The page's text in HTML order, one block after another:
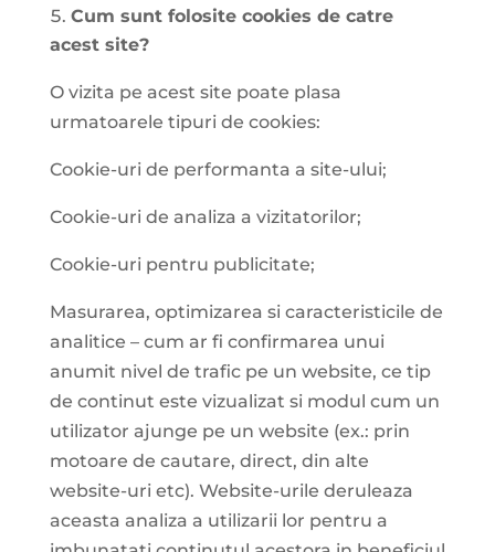
Cum sunt folosite cookies de catre
acest site?
O vizita pe acest site poate plasa
urmatoarele tipuri de cookies:
Cookie-uri de performanta a site-ului;
Cookie-uri de analiza a vizitatorilor;
Cookie-uri pentru publicitate;
Masurarea, optimizarea si caracteristicile de
analitice – cum ar fi confirmarea unui
anumit nivel de trafic pe un website, ce tip
de continut este vizualizat si modul cum un
utilizator ajunge pe un website (ex.: prin
motoare de cautare, direct, din alte
website-uri etc). Website-urile deruleaza
aceasta analiza a utilizarii lor pentru a